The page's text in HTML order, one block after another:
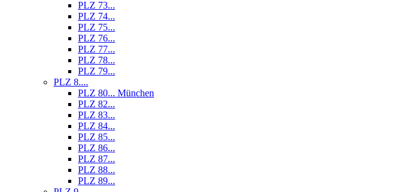
PLZ 73...
PLZ 74...
PLZ 75...
PLZ 76...
PLZ 77...
PLZ 78...
PLZ 79...
PLZ 8....
PLZ 80... München
PLZ 82...
PLZ 83...
PLZ 84...
PLZ 85...
PLZ 86...
PLZ 87...
PLZ 88...
PLZ 89...